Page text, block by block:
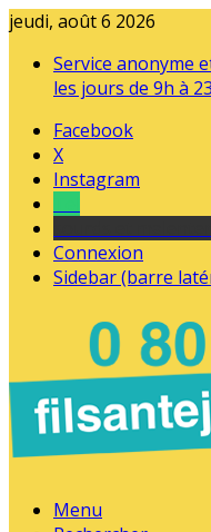
jeudi, août 6 2026
Service anonyme
les jours de 9h à
Facebook
X
Instagram
Connexion
Sidebar (barre
Menu